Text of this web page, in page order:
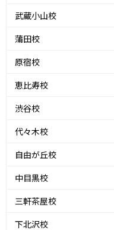
武蔵小山校
蒲田校
原宿校
恵比寿校
渋谷校
代々木校
自由が丘校
中目黒校
三軒茶屋校
下北沢校